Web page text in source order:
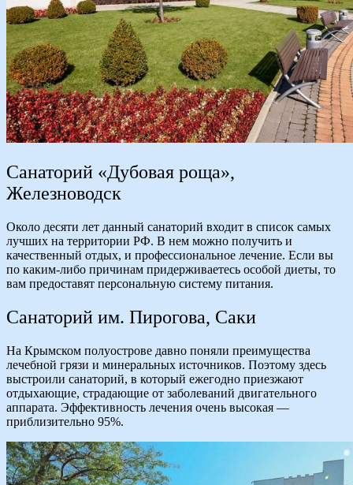
Санаторий «Дубовая роща»,
Железноводск
Около десяти лет данный санаторий входит в список самых
лучших на территории РФ. В нем можно получить и
качественный отдых, и профессиональное лечение. Если вы
по каким-либо причинам придерживаетесь особой диеты, то
вам предоставят персональную систему питания.
Санаторий им. Пирогова, Саки
На Крымском полуострове давно поняли преимущества
лечебной грязи и минеральных источников. Поэтому здесь
выстроили санаторий, в который ежегодно приезжают
отдыхающие, страдающие от заболеваний двигательного
аппарата. Эффективность лечения очень высокая —
приблизительно 95%.